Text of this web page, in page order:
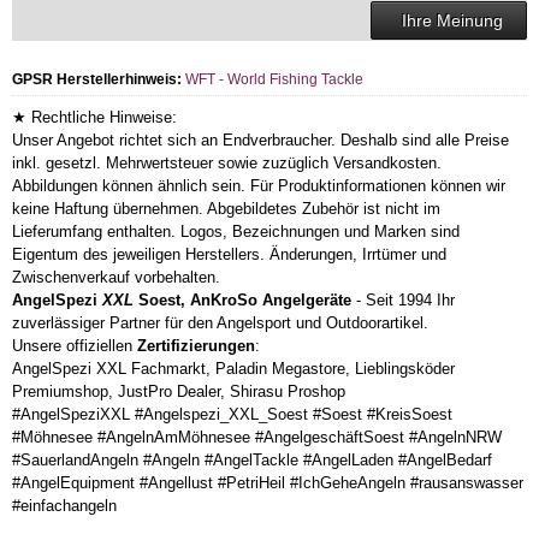
Ihre Meinung
GPSR Herstellerhinweis: WFT - World Fishing Tackle
★ Rechtliche Hinweise:
Unser Angebot richtet sich an Endverbraucher. Deshalb sind alle Preise
inkl. gesetzl. Mehrwertsteuer sowie zuzüglich Versandkosten.
Abbildungen können ähnlich sein. Für Produktinformationen können wir
keine Haftung übernehmen. Abgebildetes Zubehör ist nicht im
Lieferumfang enthalten. Logos, Bezeichnungen und Marken sind
Eigentum des jeweiligen Herstellers. Änderungen, Irrtümer und
Zwischenverkauf vorbehalten.
AngelSpezi XXL Soest, AnKroSo Angelgeräte - Seit 1994 Ihr
zuverlässiger Partner für den Angelsport und Outdoorartikel.
Unsere offiziellen Zertifizierungen:
AngelSpezi XXL Fachmarkt, Paladin Megastore, Lieblingsköder
Premiumshop, JustPro Dealer, Shirasu Proshop
#AngelSpeziXXL #Angelspezi_XXL_Soest #Soest #KreisSoest
#Möhnesee #AngelnAmMöhnesee #AngelgeschäftSoest #AngelnNRW
#SauerlandAngeln #Angeln #AngelTackle #AngelLaden #AngelBedarf
#AngelEquipment #Angellust #PetriHeil #IchGeheAngeln #rausanswasser
#einfachangeln